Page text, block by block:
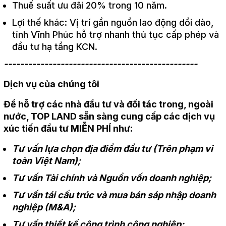
Thuế suất ưu đãi 20% trong 10 năm.
Lợi thế khác: Vị trí gần nguồn lao động dồi dào,
tỉnh Vĩnh Phúc hỗ trợ nhanh thủ tục cấp phép và
đầu tư hạ tầng KCN.
------------------------------------------------
Dịch vụ của chúng tôi
Để hỗ trợ các nhà đầu tư và đối tác trong, ngoài
nước, TOP LAND sẵn sàng cung cấp các dịch vụ
xúc tiến đầu tư MIỄN PHÍ như:
Tư vấn lựa chọn địa điểm đầu tư (Trên phạm vi
toàn Việt Nam);
Tư vấn Tài chính và Nguồn vốn doanh nghiệp;
Tư vấn tái cấu trúc và mua bán sáp nhập doanh
nghiệp (M&A);